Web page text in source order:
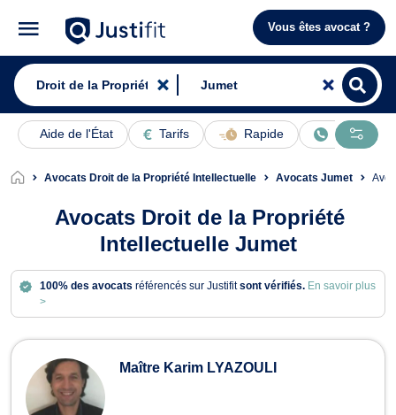
Vous êtes avocat ?
Aide de l'État Tarifs Rapide En ligne
Avocats Droit de la Propriété Intellectuelle Avocats Jumet
Avocats Droit de la Propriété
Intellectuelle Jumet
100% des avocats référencés sur Justifitsont vérifiés. En savoir plus
>
Avocats en Droit de la Propriété
Maître Karim LYAZOULI